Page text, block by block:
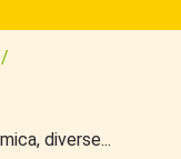
/
diverse...